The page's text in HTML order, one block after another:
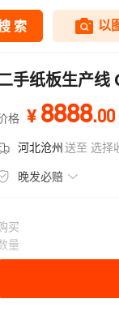
手纸板生产
格 ¥ 8888.00
河北沧州送至 选择
晚发必赔
买
量